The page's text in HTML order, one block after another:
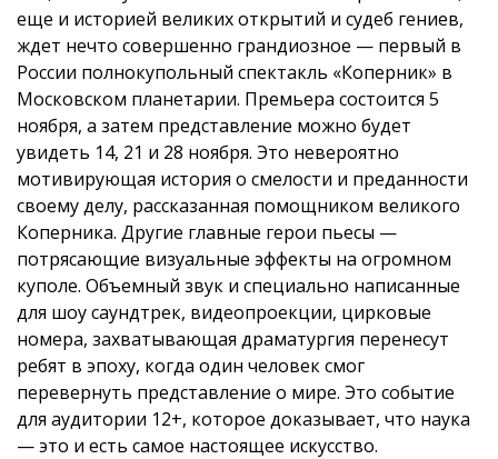
еще и историей великих открытий и судеб гениев,
ждет нечто совершенно грандиозное — первый в
России полнокупольный спектакль «Коперник» в
Московском планетарии. Премьера состоится 5
ноября, а затем представление можно будет
увидеть 14, 21 и 28 ноября. Это невероятно
мотивирующая история о смелости и преданности
своему делу, рассказанная помощником великого
Коперника. Другие главные герои пьесы —
потрясающие визуальные эффекты на огромном
куполе. Объемный звук и специально написанные
для шоу саундтрек, видеопроекции, цирковые
номера, захватывающая драматургия перенесут
ребят в эпоху, когда один человек смог
перевернуть представление о мире. Это событие
для аудитории 12+, которое доказывает, что наука
— это и есть самое настоящее искусство.